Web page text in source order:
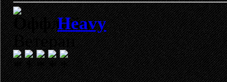
Heavy
Ветеран